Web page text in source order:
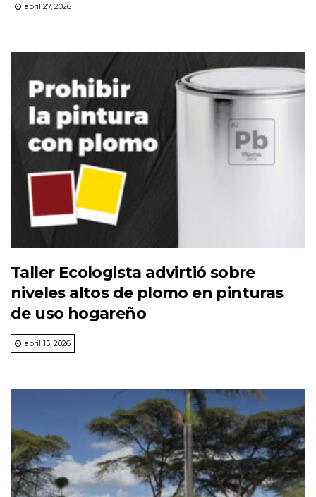
abril 27, 2026
Taller Ecologista advirtió sobre
niveles altos de plomo en pinturas
de uso hogareño
abril 15, 2026